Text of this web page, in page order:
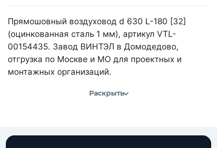
Прямошовный воздуховод d 630 L-180 [32]
(оцинкованная сталь 1 мм), артикул VTL-
00154435. Завод ВИНТЭЛ в Домодедово,
отгрузка по Москве и МО для проектных и
монтажных организаций.
Раскрыть